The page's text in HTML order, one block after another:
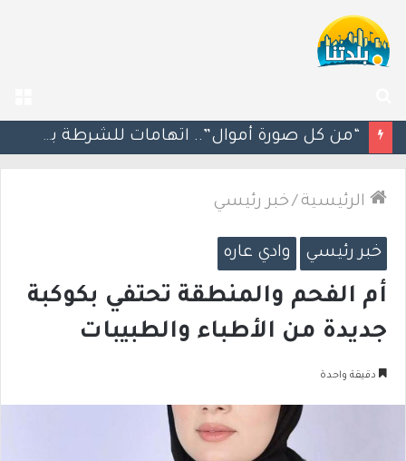
عن
“من كل صورة أموال”.. اتهامات للشرطة بعد تشديد آلية كاميرات السرعة
الرئيسية /خبر رئيسي
خبر رئيسي وادي عاره
أم الفحم والمنطقة تحتفي بكوكبة
جديدة من الأطباء والطبيبات
دقيقة واحدة